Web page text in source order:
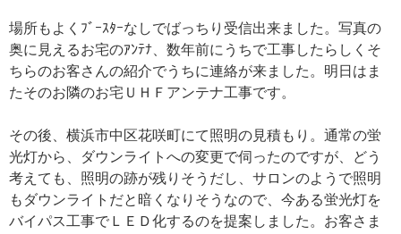
場所もよくﾌﾞｰｽﾀｰなしでばっちり受信出来ました。写真の
奥に見えるお宅のｱﾝﾃﾅ、数年前にうちで工事したらしくそ
ちらのお客さんの紹介でうちに連絡が来ました。明日はま
たそのお隣のお宅ＵＨＦアンテナ工事です。
その後、横浜市中区花咲町にて照明の見積もり。通常の蛍
光灯から、ダウンライトへの変更で伺ったのですが、どう
考えても、照明の跡が残りそうだし、サロンのようで照明
もダウンライトだと暗くなりそうなので、今ある蛍光灯を
バイパス工事でＬＥＤ化するのを提案しました。お客さま